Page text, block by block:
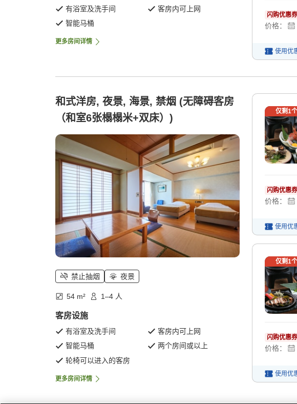
有浴室及洗手间
客房内可上网
智能马桶
更多房间详情
闪购优惠券
价格：
使用优
和式洋房, 夜景, 海景, 禁烟 (无障碍客房
（和室6张榻榻米+双床）)
禁止抽烟 夜景
54 m² 1–4 人
客房设施
有浴室及洗手间
客房内可上网
智能马桶
两个房间或以上
轮椅可以进入的客房
更多房间详情
仅剩1
闪购优惠券
价格：
使用优
仅剩1
闪购优惠券
价格：
使用优